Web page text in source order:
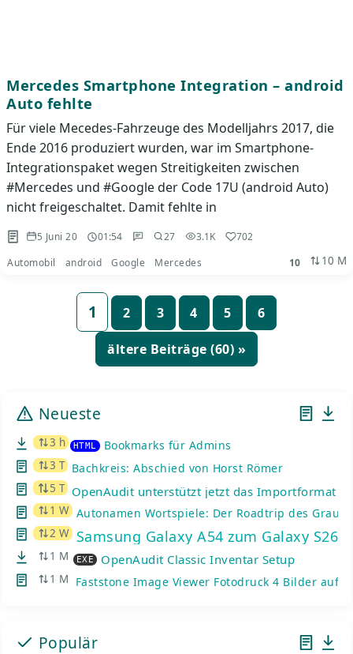
Mercedes Smartphone Integration – android
Auto fehlte
Für viele Mecedes-Fahrzeuge des Modelljahrs 2017, die
Ende 2016 produziert wurden, war im Smartphone-
Integrationspaket wegen Streitigkeiten zwischen
#Mercedes und #Google der Code 17U (android Auto)
nicht freigeschaltet. Damit fehlte in
5 Juni 20 01:54 27 3.1K
702
Automobil
android Google Mercedes 10 10 M
Seitennummerierung
1 2 3 4 5 6
ältere Beiträge (60) »
Neueste
3 h HTML Bookmarks für Admins
3 T Bachkreis: Abschied von Horst Römer
5 T OpenAudit unterstützt jetzt das Importformat
1 W Autonamen Wortspiele: Der Roadtrip des
2 W Samsung Galaxy A54 zum Galaxy
1 M EXE OpenAudit Classic Inventar Setup
1 M Faststone Image Viewer Fotodruck 4 Bilder auf
Populär